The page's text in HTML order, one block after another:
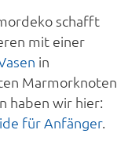
schafft
mit einer
in
Marmorknoten
haben wir hier:
für Anfänger.